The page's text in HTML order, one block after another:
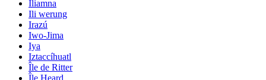
Iliamna
Ili werung
Irazú
Iwo-Jima
Iya
Iztaccíhuatl
Île de Ritter